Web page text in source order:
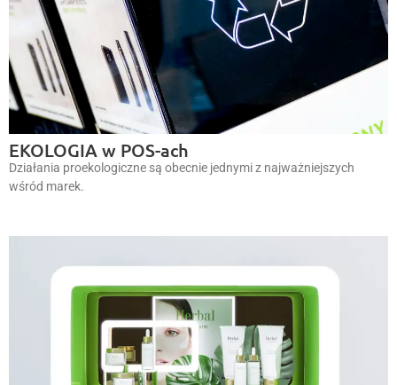
EKOLOGIA w POS-ach
Działania proekologiczne są obecnie jednymi z najważniejszych
wśród marek.